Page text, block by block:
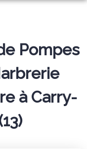
Pompes
à Carry-